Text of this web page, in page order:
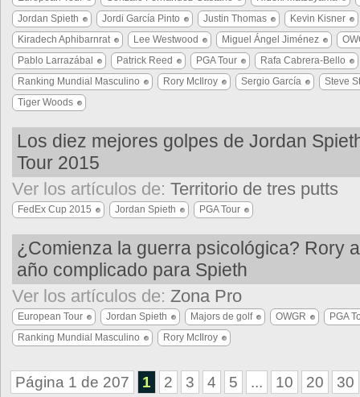
Jordan Spieth
Jordi García Pinto Justin Thomas
Kevin Kisner
Kiradech Aphibarnrat
Lee Westwood Miguel Ángel Jiménez
Pablo Larrazábal
Patrick Reed PGA Tour
Rafa Cabrera-Bello
Ranking Mundial Masculino
Rory McIlroy Sergio García
Steve
Tiger Woods
Los diez mejores golpes de Jordan
Tour 2015
Ver los artículos de: Territorio de tres putts
FedEx Cup 2015 Jordan Spieth PGA Tour
¿Comienza la guerra psicológica? Rory
año complicado para Spieth
Ver los artículos de: Zona Pro
European Tour Jordan Spieth Majors de golf OWGR
PGA
Ranking Mundial Masculino
Rory McIlroy
Página 1 de 207 1 2 3 4 5 ... 10 20 30